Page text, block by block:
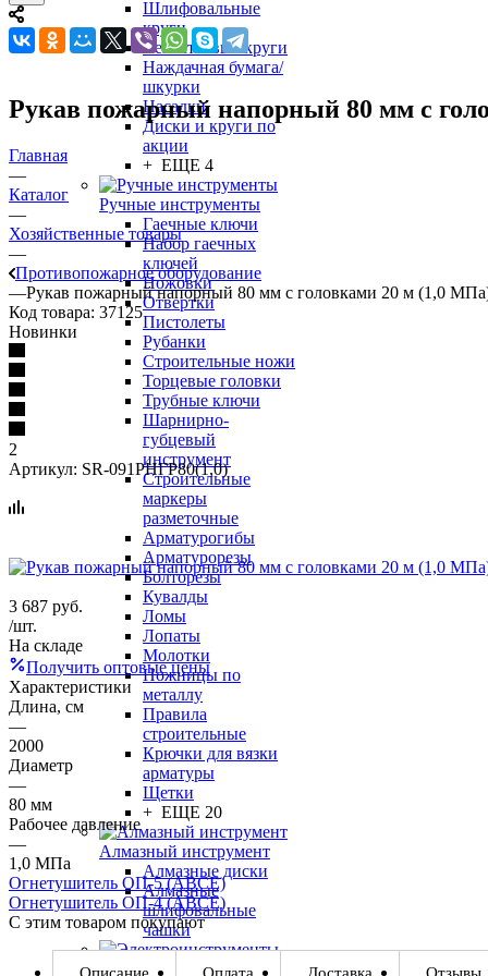
Шлифовальные
круги
Лепестковые круги
Наждачная бумага/
шкурки
Насадки
Диски и круги по
акции
+ ЕЩЕ 4
Ручные инструменты
Гаечные ключи
Набор гаечных
ключей
Ножовки
Отвертки
Пистолеты
Рубанки
Строительные ножи
Торцевые головки
Трубные ключи
Шарнирно-
губцевый
инструмент
Строительные
маркеры
разметочные
Арматурогибы
Арматурорезы
Болторезы
Кувалды
Ломы
Лопаты
Молотки
Ножницы по
металлу
Правила
строительные
Крючки для вязки
арматуры
Щетки
+ ЕЩЕ 20
Алмазный инструмент
Алмазные диски
Алмазные
шлифовальные
чашки
Электроинструменты
Рукав пожарный напорный 80 мм с
Главная
—
Каталог
—
Хозяйственные товары
—
Противопожарное оборудование
—Рукав пожарный напорный 80 мм с головками 20 м (1,0
Код товара: 37125
Новинки
2
Артикул: SR-091РНГР80(1,0)
3 687 руб.
/шт.
На складе
Получить оптовые цены
Характеристики
Длина, см
—
2000
Диаметр
—
80 мм
Рабочее давление
—
1,0 МПа
Огнетушитель ОП-5 (АВСЕ)
Огнетушитель ОП-4 (АВСЕ)
С этим товаром покупают